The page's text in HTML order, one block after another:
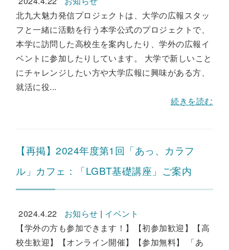
北九大魅力発信プロジェクトは、大学の広報スタッ
フと一緒に活動を行う本学公式のプロジェクトで、
本学に訪問した高校生を案内したり、学外の広報イ
ベントに参加したりしています。 大学で新しいこと
にチャレンジしたい方や大学広報に興味がある方、
就活に役...
続きを読む
【再掲】2024年度第1回「あっ、カラフ
ル」カフェ：「LGBT基礎講座」ご案内
2024.4.22 お知らせ | イベント
【学外の方も参加できます！】【初参加歓迎】【高
校生歓迎】【オンライン開催】【参加無料】 「あ